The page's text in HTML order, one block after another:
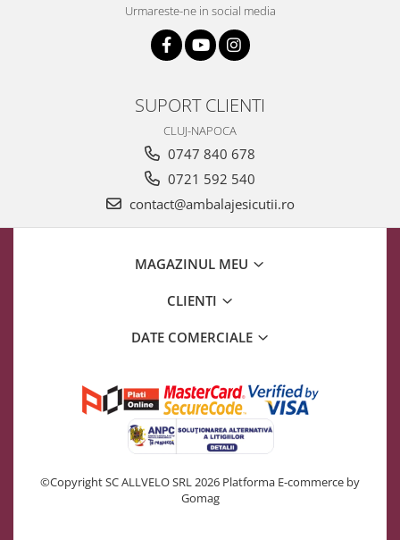
Urmareste-ne in social media
SUPORT CLIENTI
CLUJ-NAPOCA
0747 840 678
0721 592 540
contact@ambalajesicutii.ro
MAGAZINUL MEU
CLIENTI
DATE COMERCIALE
©Copyright SC ALLVELO SRL 2026 Platforma E-commerce by
Gomag